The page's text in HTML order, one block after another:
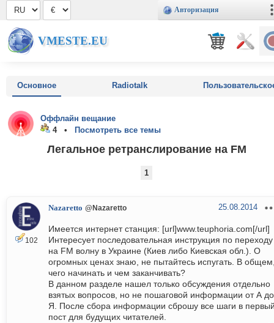
Авторизация
VMESTE.EU
Основное Radiotalk
Оффлайн вещание
4 •
Посмотреть все темы
Легальное ретранслирование на FM
1
102
Nazaretto @Nazaretto 25.08.2014
Имеется интернет станция: [url]www.teuphoria.com[/url]
Интересует последовательная инструкция по переходу
на FM волну в Украине (Киев либо Киевская обл.). О
огромных ценах знаю, не пытайтесь испугать. В
чего начинать и чем заканчивать?
В данном разделе нашел только обсуждения отдельно
взятых вопросов, но не пошаговой информации от А до
Я. После сбора информации сброшу все шаги в
пост для будущих читателей.